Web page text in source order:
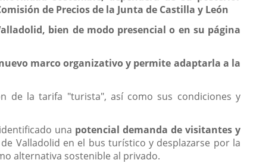
de Precios de la Junta de Castilla y León
bien de modo presencial o en su página
marco organizativo y permite adaptarla a la
de la tarifa "turista", así como sus condiciones y
una potencial demanda de visitantes y
Valladolid en el bus turístico y desplazarse por la
alternativa sostenible al privado.